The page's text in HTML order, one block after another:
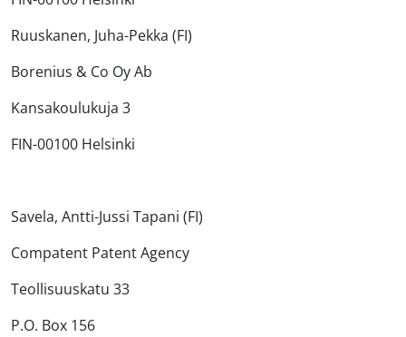
Ruuskanen, Juha-Pekka (FI)
Borenius & Co Oy Ab
Kansakoulukuja 3
FIN-00100 Helsinki
Savela, Antti-Jussi Tapani (FI)
Compatent Patent Agency
Teollisuuskatu 33
P.O. Box 156